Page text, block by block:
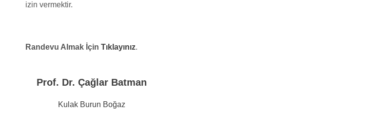
izin vermektir.
Randevu Almak İçin Tıklayınız.
Prof. Dr. Çağlar Batman
Kulak Burun Boğaz